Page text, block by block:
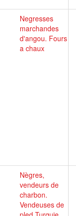
Negresses
marchandes
d'angou. Fours
a chaux
Nègres,
vendeurs de
charbon.
Vendeuses de